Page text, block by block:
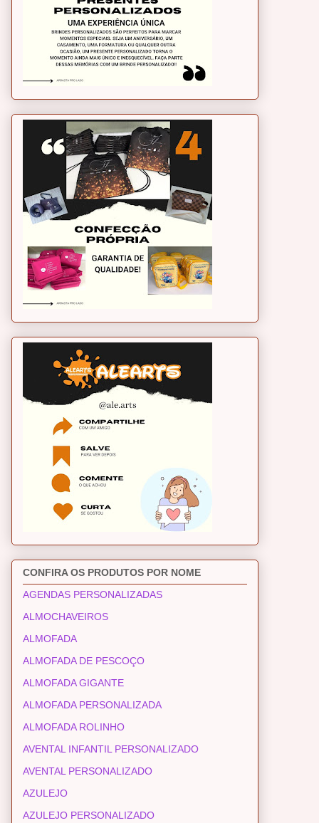
CONFIRA OS PRODUTOS POR NOME
AGENDAS PERSONALIZADAS
ALMOCHAVEIROS
ALMOFADA
ALMOFADA DE PESCOÇO
ALMOFADA GIGANTE
ALMOFADA PERSONALIZADA
ALMOFADA ROLINHO
AVENTAL INFANTIL PERSONALIZADO
AVENTAL PERSONALIZADO
AZULEJO
AZULEJO PERSONALIZADO